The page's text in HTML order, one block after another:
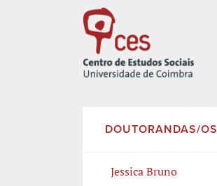
DOUTORANDAS/OS
Jessica Bruno